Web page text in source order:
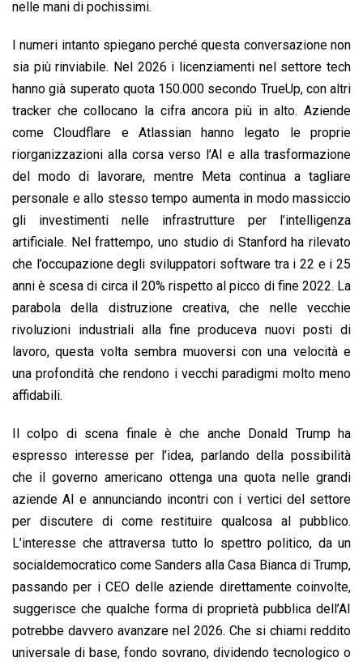
nelle mani di pochissimi.
I numeri intanto spiegano perché questa conversazione non
sia più rinviabile. Nel 2026 i licenziamenti nel settore tech
hanno già superato quota 150.000 secondo TrueUp, con altri
tracker che collocano la cifra ancora più in alto. Aziende
come Cloudflare e Atlassian hanno legato le proprie
riorganizzazioni alla corsa verso l’AI e alla trasformazione
del modo di lavorare, mentre Meta continua a tagliare
personale e allo stesso tempo aumenta in modo massiccio
gli investimenti nelle infrastrutture per l’intelligenza
artificiale. Nel frattempo, uno studio di Stanford ha rilevato
che l’occupazione degli sviluppatori software tra i 22 e i 25
anni è scesa di circa il 20% rispetto al picco di fine 2022. La
parabola della distruzione creativa, che nelle vecchie
rivoluzioni industriali alla fine produceva nuovi posti di
lavoro, questa volta sembra muoversi con una velocità e
una profondità che rendono i vecchi paradigmi molto meno
affidabili.
Il colpo di scena finale è che anche Donald Trump ha
espresso interesse per l’idea, parlando della possibilità
che il governo americano ottenga una quota nelle grandi
aziende AI e annunciando incontri con i vertici del settore
per discutere di come restituire qualcosa al pubblico.
L’interesse che attraversa tutto lo spettro politico, da un
socialdemocratico come Sanders alla Casa Bianca di Trump,
passando per i CEO delle aziende direttamente coinvolte,
suggerisce che qualche forma di proprietà pubblica dell’AI
potrebbe davvero avanzare nel 2026. Che si chiami reddito
universale di base, fondo sovrano, dividendo tecnologico o